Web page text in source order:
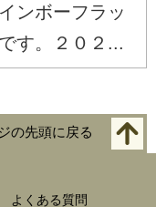
ンボーフラッ
す。２０２...
の先頭に戻る
よくある質問